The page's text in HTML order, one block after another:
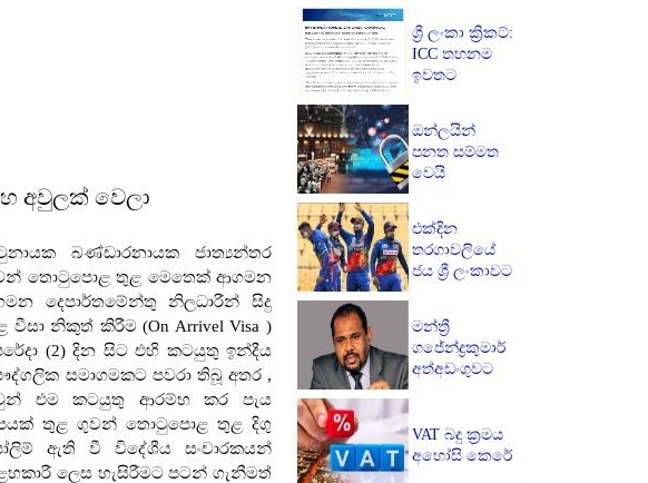
අවුලක් වෙලා
බණ්ඩාරනායක ජාත්‍යන්තර
තොටුපොළ තුළ මෙතෙක් ආගමන
දෙපාර්තමේන්තු නිලධාරීන් සිදු
වීසා නිකුත් කිරීම (On Arrivel Visa )
(2) දින සිට එහි කටයුතු ඉන්දීය
සමාගමකට පවරා තිබූ අතර ,
එම කටයුතු ආරම්භ කර පැය
තුළ ගුවන් තොටුපොළ තුළ දිගු
ඇති වී විදේශීය සංචාරකයන්
ලෙස හැසිරීමට පටන් ගැනීමත්
ශ්‍රී ලංකා ක්‍රිකට්:
ICC තහනම
ඉවතට
ඔන්ලයින්
පනත සම්මත
වෙයි
එක්දින
තරගාවලියේ
ජය ශ්‍රී ලංකාවට
මන්ත්‍රී
ගජේන්ද්‍රකුමාර්
අත්අඩංගුවට
VAT බදු ක්‍රමය
අහෝසි කෙරේ